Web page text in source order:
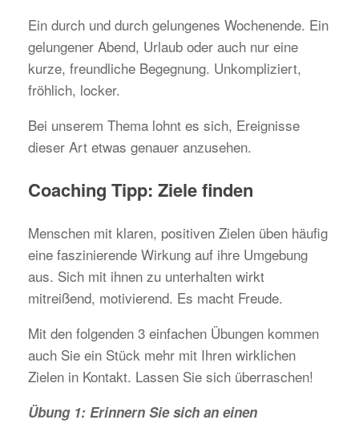
Ein durch und durch gelungenes Wochenende. Ein
gelungener Abend, Urlaub oder auch nur eine
kurze, freundliche Begegnung. Unkompliziert,
fröhlich, locker.
Bei unserem Thema lohnt es sich, Ereignisse
dieser Art etwas genauer anzusehen.
Coaching Tipp: Ziele finden
Menschen mit klaren, positiven Zielen üben häufig
eine faszinierende Wirkung auf ihre Umgebung
aus. Sich mit ihnen zu unterhalten wirkt
mitreißend, motivierend. Es macht Freude.
Mit den folgenden 3 einfachen Übungen kommen
auch Sie ein Stück mehr mit Ihren wirklichen
Zielen in Kontakt. Lassen Sie sich überraschen!
Übung 1: Erinnern Sie sich an einen